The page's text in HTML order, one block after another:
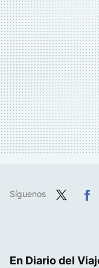
Síguenos
En Diario del